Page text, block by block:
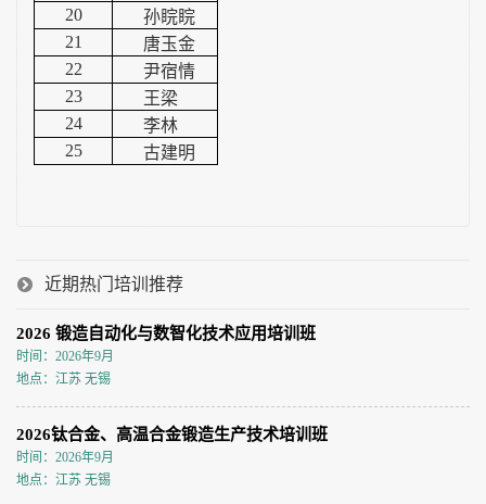
20
孙睆睆
21
唐玉金
22
尹宿情
23
王梁
24
李林
25
古建明
近期热门培训推荐
2026 锻造自动化与数智化技术应用培训班
时间：2026年9月
地点：江苏 无锡
2026钛合金、高温合金锻造生产技术培训班
时间：2026年9月
地点：江苏 无锡